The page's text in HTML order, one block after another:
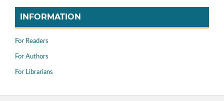
INFORMATION
For Readers
For Authors
For Librarians